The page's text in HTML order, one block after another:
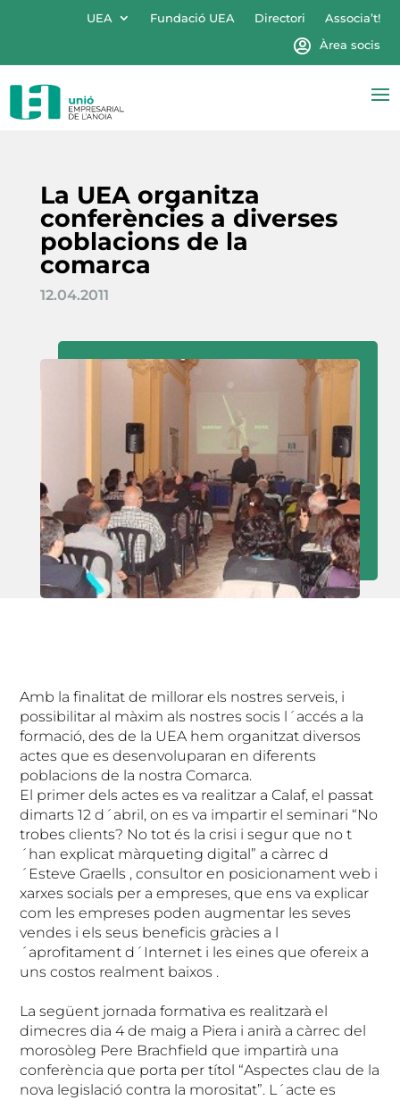
UEA Fundació UEA Directori
Associa’t!
Àrea socis
La UEA organitza
conferències a diverses
poblacions de la
comarca
12.04.2011
Amb la finalitat de millorar els nostres serveis, i
possibilitar al màxim als nostres socis l´accés a la
formació, des de la UEA hem organitzat diversos
actes que es desenvoluparan en diferents
poblacions de la nostra Comarca.
El primer dels actes es va realitzar a Calaf, el passat
dimarts 12 d´abril, on es va impartir el seminari “No
trobes clients? No tot és la crisi i segur que no t
´han explicat màrqueting digital” a càrrec d
´Esteve Graells , consultor en posicionament web i
xarxes socials per a empreses, que ens va explicar
com les empreses poden augmentar les seves
vendes i els seus beneficis gràcies a l
´aprofitament d´Internet i les eines que ofereix a
uns costos realment baixos .
La següent jornada formativa es realitzarà el
dimecres dia 4 de maig a Piera i anirà a càrrec del
morosòleg Pere Brachfield que impartirà una
conferència que porta per títol “Aspectes clau de la
nova legislació contra la morositat”. L´acte es